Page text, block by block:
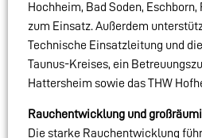
Hochheim, Bad Soden,
zum Einsatz. Außerdem
Technische Einsatzleitung und
Taunus-Kreises, ein
Hattersheim sowie das THW
Rauchentwicklung und
Die starke Rauchentwicklung